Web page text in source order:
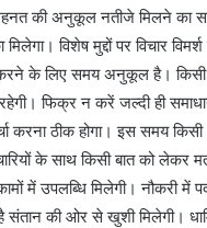
की अनुकूल नतीजे मिलने का
विशेष मुद्दों पर विचार
के लिए समय अनुकूल है।
फिक्र न करें जल्दी ही
करना ठीक होगा। इस समय
के साथ किसी बात को
में उपलब्धि मिलेगी। नौकरी में
संतान की ओर से खुशी मिलेगी।